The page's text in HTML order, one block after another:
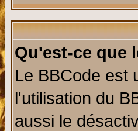
Qu'est-ce que
Le BBCode est
l'utilisation du
aussi le